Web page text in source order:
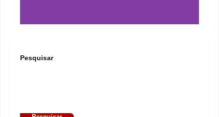
Pesquisar